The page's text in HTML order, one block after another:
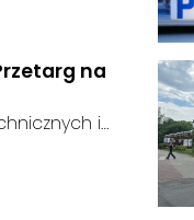
na
i
się bez